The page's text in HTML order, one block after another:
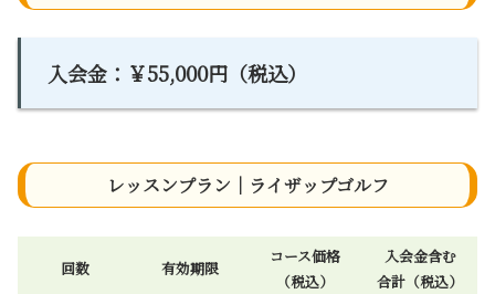
入会金：￥55,000円（税込）
レッスンプラン｜ライザップゴルフ
回数 有効期限
コース価格
（税込）
入会金含む
合計（税込）